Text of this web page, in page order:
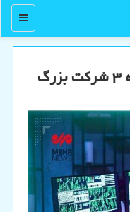
منو
حملات سایبری از نوع DNS به ۳ شرکت بزرگ